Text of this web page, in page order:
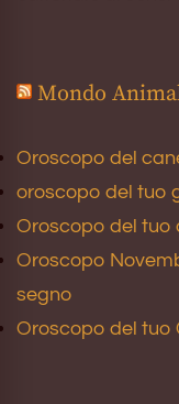
Mondo
Oroscopo del
oroscopo del tuo
Oroscopo del tuo
Oroscopo
segno
Oroscopo del tuo